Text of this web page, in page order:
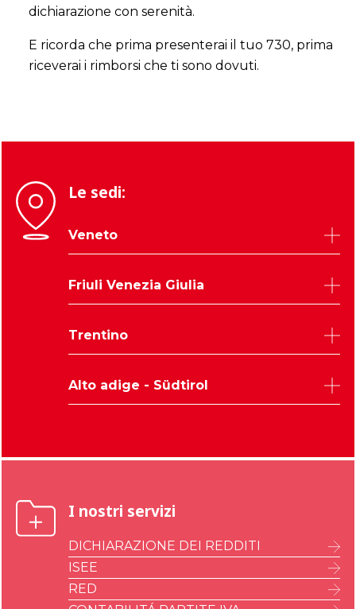
dichiarazione con serenità.
E ricorda che prima presenterai il tuo 730, prima
riceverai i rimborsi che ti sono dovuti.
Le sedi:
Veneto
Belluno
Treviso
Verona
Vicenza
Friuli Venezia Giulia
Udine
Gorizia
Trentino
Trento
Alto adige - Südtirol
I nostri servizi
DICHIARAZIONE DEI REDDITI
ISEE
RED